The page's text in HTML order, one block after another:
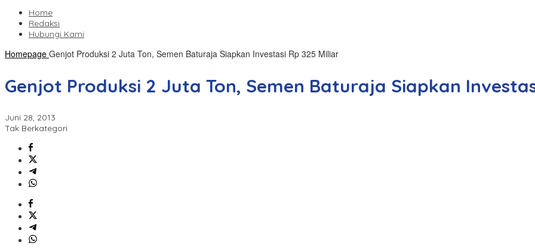
Home
Redaksi
Hubungi Kami
Homepage Genjot Produksi 2 Juta Ton, Semen Baturaja Siapkan Investasi Rp 325 Miliar
Genjot Produksi 2 Juta Ton, Semen Baturaja Siapkan
Juni 28, 2013
Tak Berkategori